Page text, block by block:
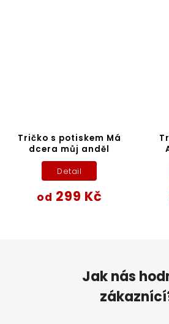
Tričko s potiskem Má
dcera můj anděl
od 299 Kč
Detail
Jak nás